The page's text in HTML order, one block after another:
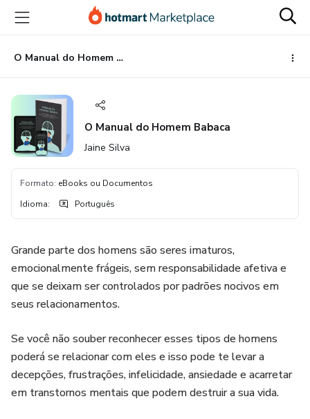
para
conteúdo
principal
para
pagamento
para
rodapé
O Manual do Homem Babaca
O Manual do Homem Babaca
Jaine Silva
Formato: eBooks ou Documentos
Idioma: Português
Grande parte dos homens são seres imaturos,
emocionalmente frágeis, sem responsabilidade afetiva e
que se deixam ser controlados por padrões nocivos em
seus relacionamentos.
Se você não souber reconhecer esses tipos de homens
poderá se relacionar com eles e isso pode te levar a
decepções, frustrações, infelicidade, ansiedade e acarretar
em transtornos mentais que podem destruir a sua vida.